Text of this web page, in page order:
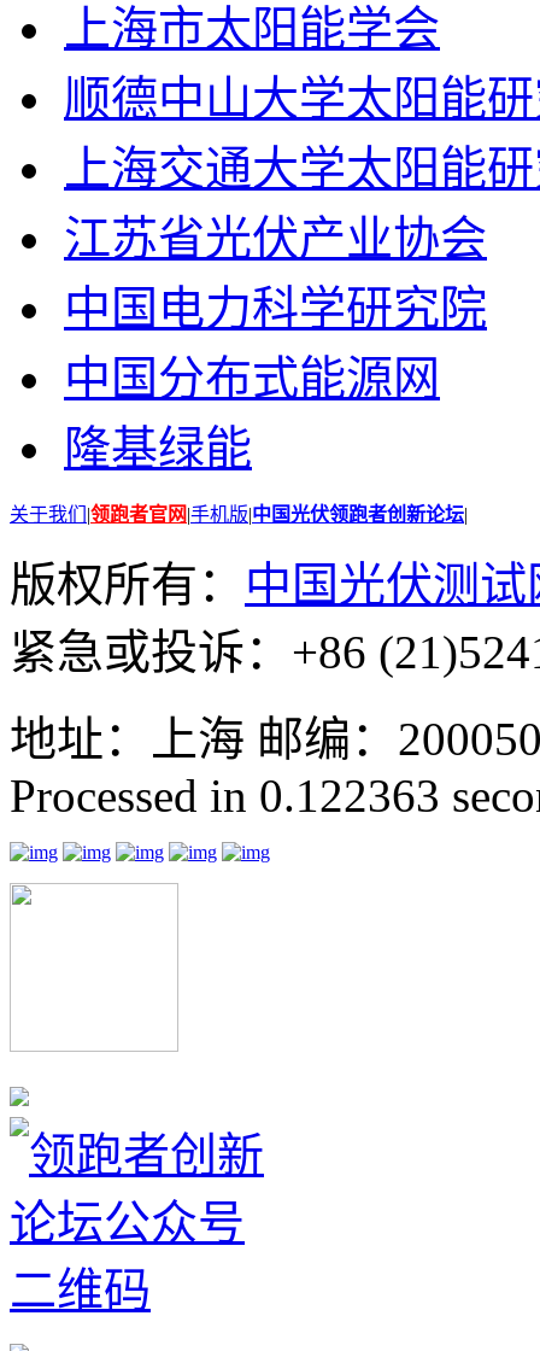
上海市太阳能学会
顺德中山大学太阳能
上海交通大学太阳能
江苏省光伏产业协会
中国电力科学研究院
中国分布式能源网
隆基绿能
关于我们 |领跑者官网|手机版|中国光伏领跑者创新论坛|
版权所有： 中国光伏测试
紧急或投诉：+86
地址：上海 邮编：
Processed in 0.122363